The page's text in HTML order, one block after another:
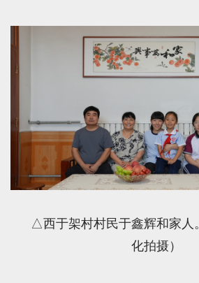
△西于架村村民于鑫辉和家人
化拍摄）